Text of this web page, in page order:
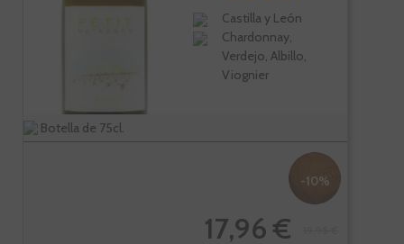
Castilla y León
Chardonnay,
Verdejo, Albillo,
Viognier
Botella de 75cl.
-10%
17,96 €